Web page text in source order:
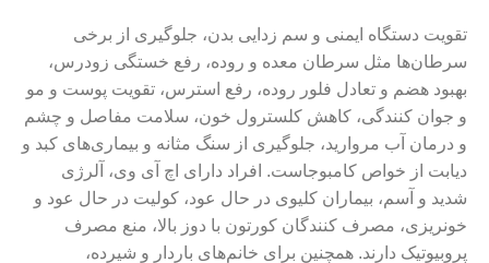
تقویت دستگاه ایمنی و سم زدایی بدن، جلوگیری از برخی
سرطان‌ها مثل سرطان معده و روده، رفع خستگی زودرس،
بهبود هضم و تعادل فلور روده، رفع استرس، تقویت پوست و مو
و جوان کنندگی، کاهش کلسترول خون، سلامت مفاصل و چشم
و درمان آب مروارید، جلوگیری از سنگ مثانه و بیماری‌های کبد و
دیابت از خواص کامبوجاست. افراد دارای اچ آی وی، آلرژی
شدید و آسم، بیماران کلیوی در حال عود، کولیت در حال عود و
خونریزی، مصرف کنندگان کورتون با دوز بالا، منع مصرف
پروبیوتیک دارند. همچنین برای خانم‌های باردار و شیرده،